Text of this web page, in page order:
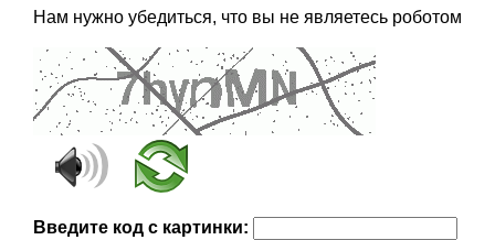
Нам нужно убедиться, что вы не являетесь роботом
Введите код с картинки: